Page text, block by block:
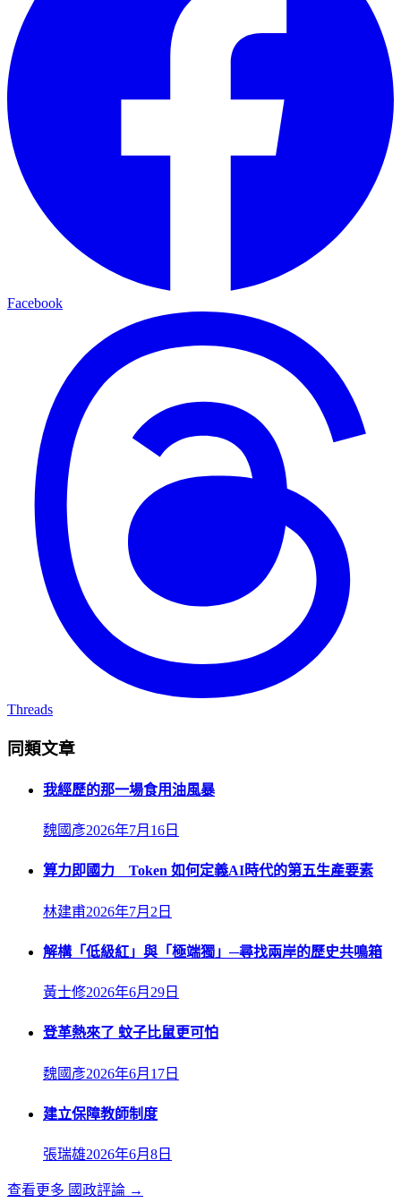
Facebook
Threads
同類文章
我經歷的那一場食用油風暴
魏國彥2026年7月16日
算力即國力 Token 如何定義AI時代的第五生產要素
林建甫2026年7月2日
解構「低級紅」與「極端獨」─尋找兩岸的歷史共鳴箱
黃士修2026年6月29日
登革熱來了 蚊子比鼠更可怕
魏國彥2026年6月17日
建立保障教師制度
張瑞雄2026年6月8日
查看更多 國政評論 →